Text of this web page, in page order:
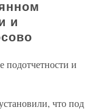
и
подотчетности и
что под